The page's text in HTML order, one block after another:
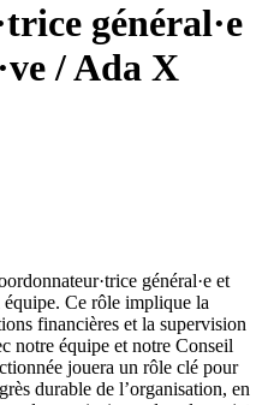
général·e
/ Ada X
général·e et
Ce rôle implique la
financières et la supervision
notre équipe et notre Conseil
jouera un rôle clé pour
durable de l’organisation, en